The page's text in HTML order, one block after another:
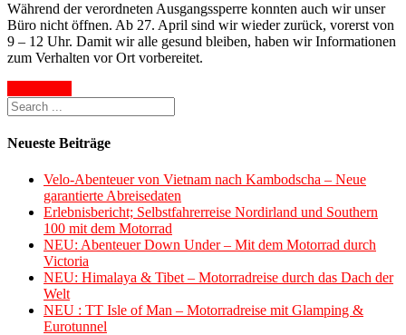
Während der verordneten Ausgangssperre konnten auch wir unser
Büro nicht öffnen. Ab 27. April sind wir wieder zurück, vorerst von
9 – 12 Uhr. Damit wir alle gesund bleiben, haben wir Informationen
zum Verhalten vor Ort vorbereitet.
Neueste Beiträge
Velo-Abenteuer von Vietnam nach Kambodscha – Neue
garantierte Abreisedaten
Erlebnisbericht; Selbstfahrerreise Nordirland und Southern
100 mit dem Motorrad
NEU: Abenteuer Down Under – Mit dem Motorrad durch
Victoria
NEU: Himalaya & Tibet – Motorradreise durch das Dach der
Welt
NEU : TT Isle of Man – Motorradreise mit Glamping &
Eurotunnel